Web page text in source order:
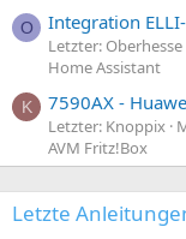
O Integration
Letzter: Oberhesse
Home Assistant
K 7590AX -
Letzter: Knoppix
AVM Fritz!Box
Letzte